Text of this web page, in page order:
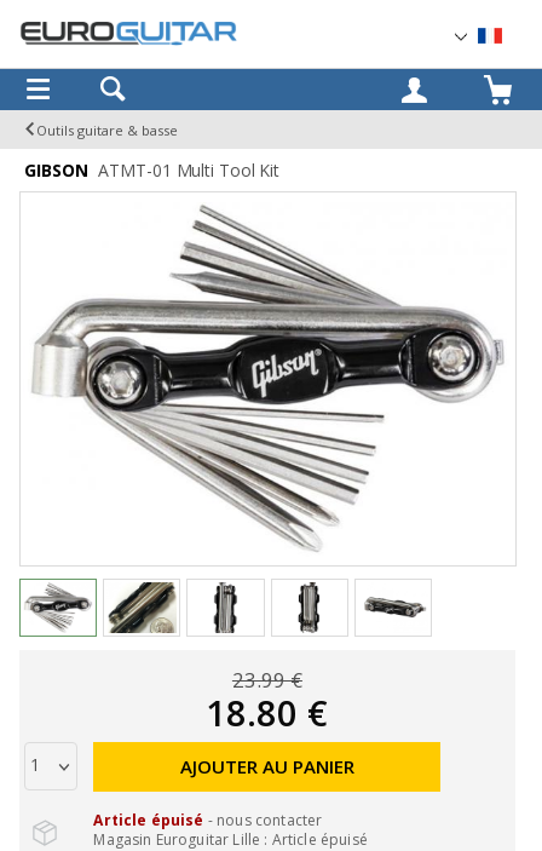
OK
Outils guitare & basse
GIBSON ATMT-01 Multi Tool Kit
23.99 €
18.80 €
AJOUTER AU PANIER
Article épuisé - nous contacter
Magasin Euroguitar Lille : Article épuisé